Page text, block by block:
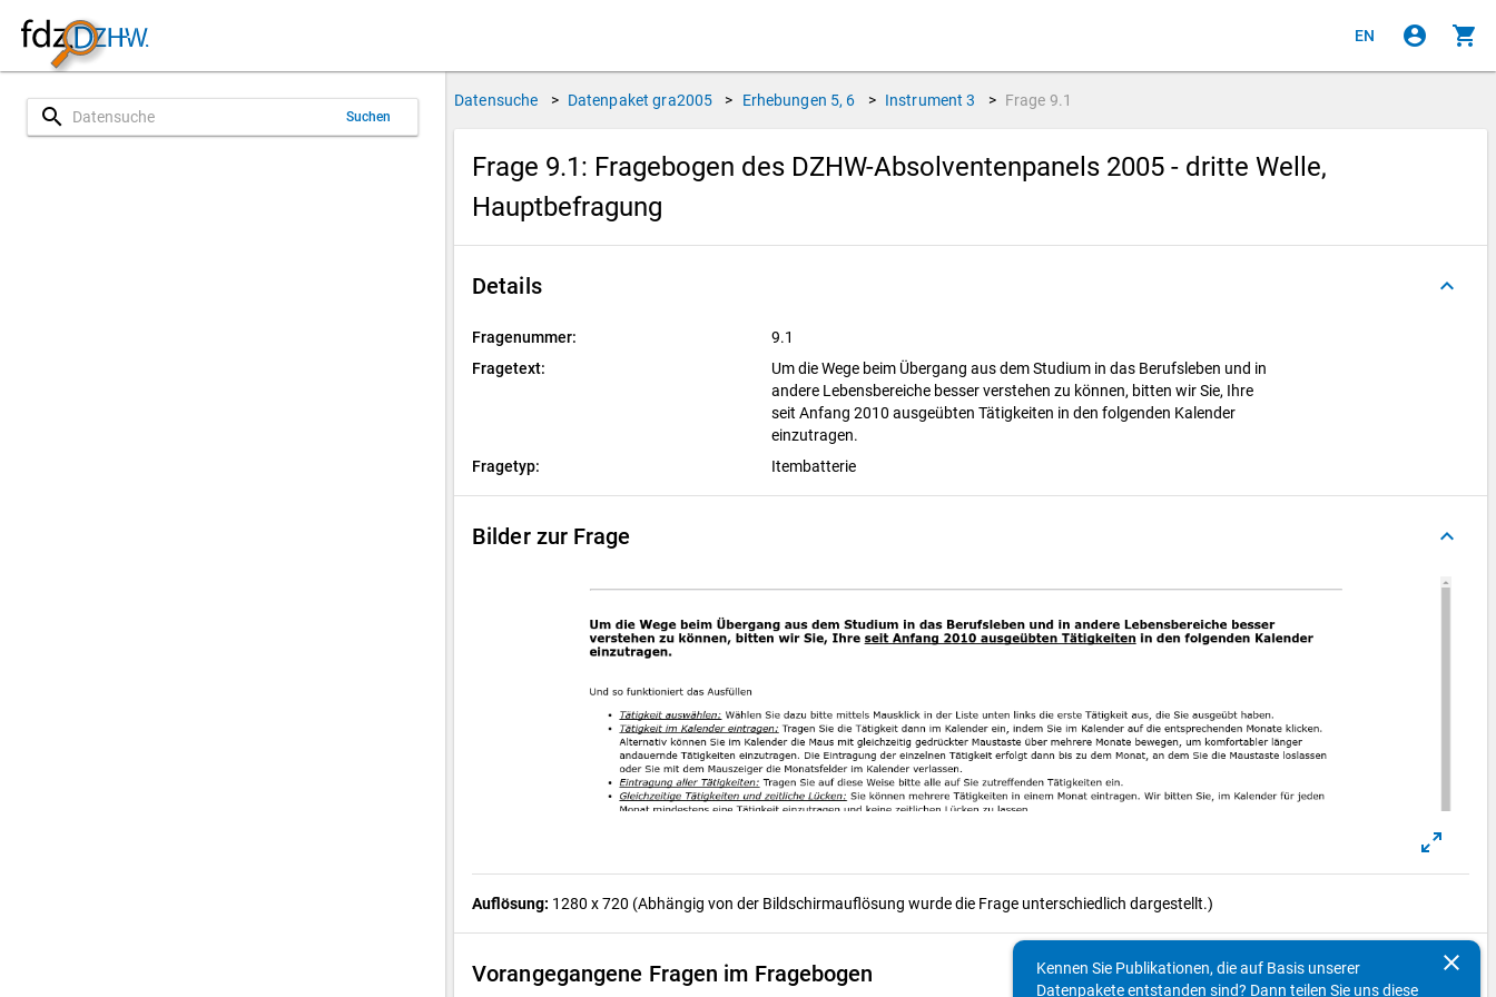
EN account_circle shopping_cart
search Suchen
Datensuche > Datenpaket gra2005 > Erhebungen 5, 6 > Instrument 3 > Frage 9.1
Frage 9.1: Fragebogen des DZHW-Absolventenpanels 2005 - dritte Welle,
Hauptbefragung
Details keyboard_arrow_up
Fragenummer:
9.1
Fragetext:
Um die Wege beim Übergang aus dem Studium in das Berufsleben und in
andere Lebensbereiche besser verstehen zu können, bitten wir Sie, Ihre
seit Anfang 2010 ausgeübten Tätigkeiten in den folgenden Kalender
einzutragen.
Fragetyp:
Itembatterie
Bilder zur Frage keyboard_arrow_up
Auflösung: 1280 x 720 (Abhängig von der Bildschirmauflösung wurde die Frage unterschiedlich dargestellt.)
Vorangegangene Fragen im Fragebogen keyboard_arrow_up
clear
Kennen Sie Publikationen, die auf Basis unserer
Datenpakete entstanden sind? Dann teilen Sie uns diese